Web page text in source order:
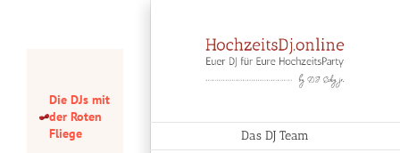
Das DJ Team
Die DJs mit
der Roten
Fliege